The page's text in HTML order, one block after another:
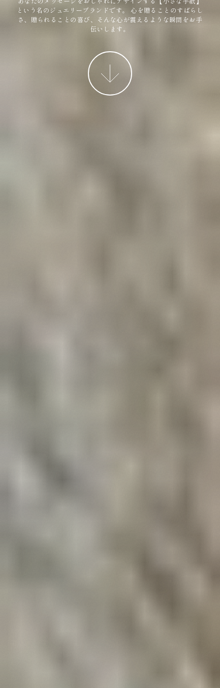
という名のジュエリーブランドです。
心を贈ることのすばらし
さ、贈られることの喜び、そんな心が震えるような瞬間をお手
伝いします。